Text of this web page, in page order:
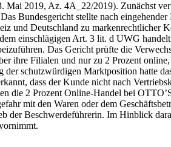
2019, Az. 4A_22/2019). Zunächst
Bundesgericht stellte nach eingehender
und Deutschland zu markenrechtlicher
einschlägigen Art. 3 lit. d UWG
Das Gericht prüfte die
ihre Filialen und nur zu 2 Prozent
schutzwürdigen Marktposition hatte
dass der Kunde nicht nach
die 2 Prozent Online-Handel bei
mit den Waren oder dem
der Beschwerdeführerin. Im Hinblick